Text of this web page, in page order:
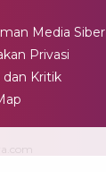
Media Siber
Privasi
dan Kritik